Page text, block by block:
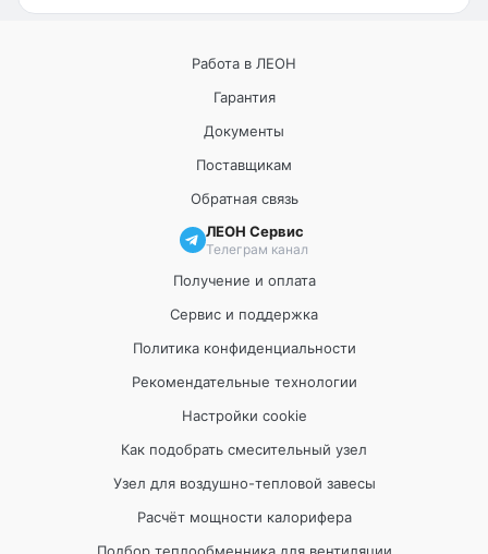
Работа в ЛЕОН
Гарантия
Документы
Поставщикам
Обратная связь
ЛЕОН Сервис
Телеграм канал
Получение и оплата
Сервис и поддержка
Политика конфиденциальности
Рекомендательные технологии
Настройки cookie
Как подобрать смесительный узел
Узел для воздушно-тепловой завесы
Расчёт мощности калорифера
Подбор теплообменника для вентиляции